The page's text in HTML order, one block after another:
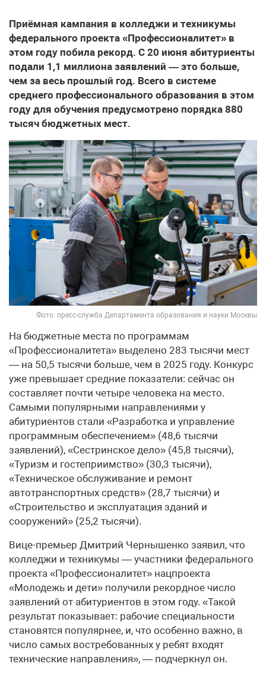
Приёмная кампания в колледжи и техникумы
федерального проекта «Профессионалитет» в
этом году побила рекорд. С 20 июня абитуриенты
подали 1,1 миллиона заявлений — это больше,
чем за весь прошлый год. Всего в системе
среднего профессионального образования в этом
году для обучения предусмотрено порядка 880
тысяч бюджетных мест.
Фото: пресс-служба Департамента образования и науки Москвы
На бюджетные места по программам
«Профессионалитета» выделено 283 тысячи мест
— на 50,5 тысячи больше, чем в 2025 году. Конкурс
уже превышает средние показатели: сейчас он
составляет почти четыре человека на место.
Самыми популярными направлениями у
абитуриентов стали «Разработка и управление
программным обеспечением» (48,6 тысячи
заявлений), «Сестринское дело» (45,8 тысячи),
«Туризм и гостеприимство» (30,3 тысячи),
«Техническое обслуживание и ремонт
автотранспортных средств» (28,7 тысячи) и
«Строительство и эксплуатация зданий и
сооружений» (25,2 тысячи).
Вице-премьер Дмитрий Чернышенко заявил, что
колледжи и техникумы — участники федерального
проекта «Профессионалитет» нацпроекта
«Молодежь и дети» получили рекордное число
заявлений от абитуриентов в этом году. «Такой
результат показывает: рабочие специальности
становятся популярнее, и, что особенно важно, в
число самых востребованных у ребят входят
технические направления», — подчеркнул он.